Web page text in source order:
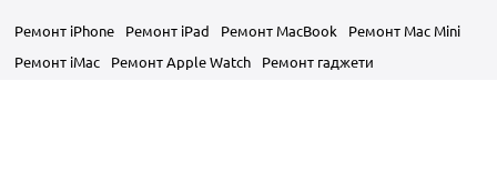
Ремонт iPhone Ремонт iPad Ремонт MacBook
Ремонт Mac Mini
Ремонт iMac
Ремонт Apple Watch Ремонт гаджети